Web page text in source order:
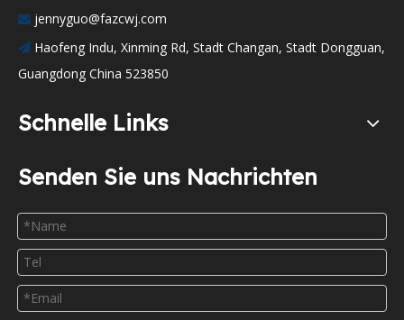
 jennyguo@fazcwj.com
 Haofeng Indu, Xinming Rd, Stadt Changan, Stadt Dongguan,
Guangdong China 523850
Schnelle Links
Senden Sie uns Nachrichten